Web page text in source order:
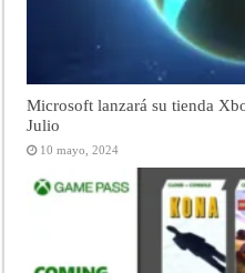
Microsoft lanzará su tienda
Julio
10 mayo, 2024